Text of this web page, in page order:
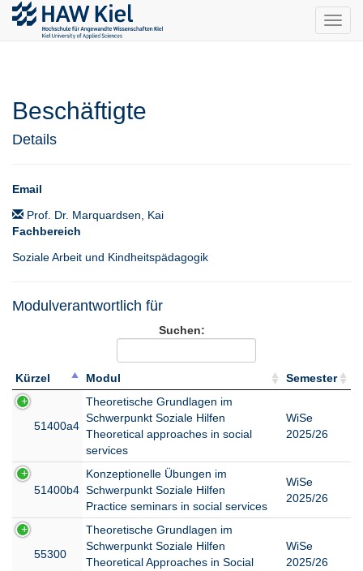
Beschäftigte
Details
Email
Prof. Dr. Marquardsen, Kai
Fachbereich
Soziale Arbeit und Kindheitspädagogik
Modulverantwortlich für
Suchen:
Kürzel Modul
Semester
Kürzel
Modul
51400a4
Theoretische Grundlagen im
Schwerpunkt Soziale Hilfen
Theoretical approaches in social
services
WiSe
2025/26
51400b4
Konzeptionelle Übungen im
Schwerpunkt Soziale Hilfen
Practice seminars in social services
WiSe
2025/26
55300
Theoretische Grundlagen im
Schwerpunkt Soziale Hilfen
Theoretical Approaches in Social
WiSe
2025/26